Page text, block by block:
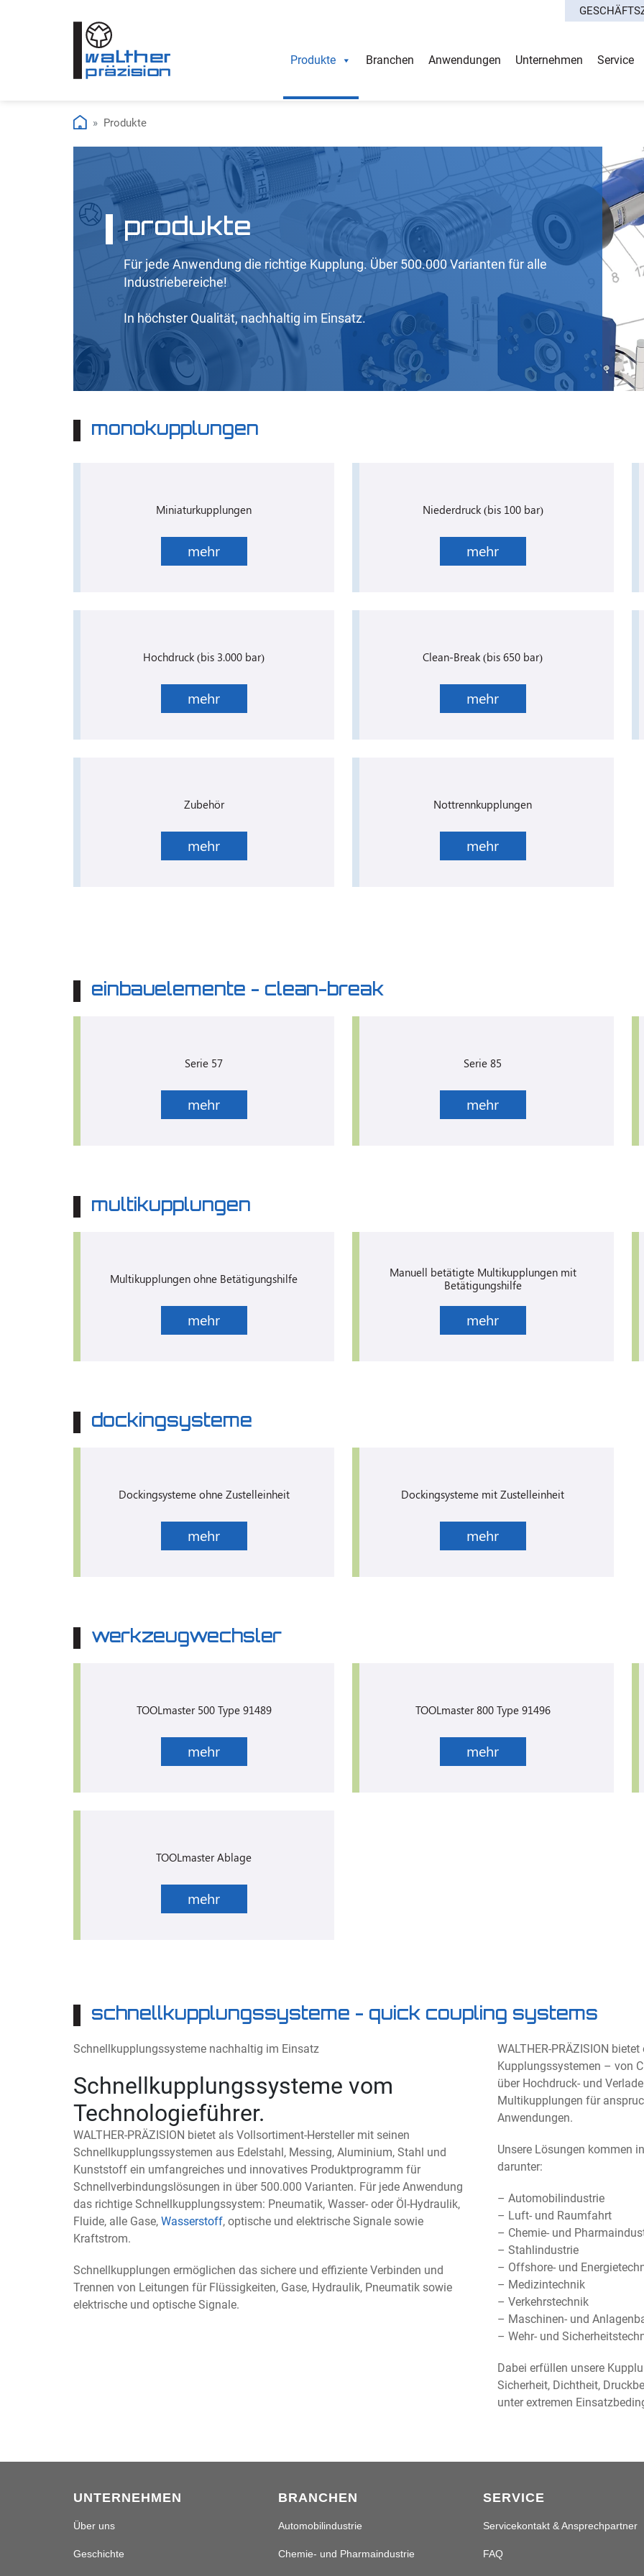
Produkte Branchen Anwendungen Unternehmen Service
Produkte
produkte
Für jede Anwendung die richtige Kupplung. Über 500.000 Varianten für alle
Industriebereiche!
In höchster Qualität, nachhaltig im Einsatz.
monokupplungen
Miniaturkupplungen
mehr
Niederdruck (bis 100 bar)
mehr
Hochdruck (bis 3.000 bar)
mehr
Clean-Break (bis 650 bar)
mehr
Zubehör
mehr
Nottrennkupplungen
mehr
einbauelemente - clean-break
Serie 57
mehr
Serie 85
mehr
multikupplungen
Multikupplungen ohne Betätigungshilfe
mehr
Manuell betätigte Multikupplungen mit
Betätigungshilfe
mehr
dockingsysteme
Dockingsysteme ohne Zustelleinheit
mehr
Dockingsysteme mit Zustelleinheit
mehr
werkzeugwechsler
TOOLmaster 500 Type 91489
mehr
TOOLmaster 800 Type 91496
mehr
TOOLmaster Ablage
mehr
schnellkupplungssysteme - quick coupling systems
Schnellkupplungssysteme nachhaltig im Einsatz
Schnellkupplungssysteme vom
Technologieführer.
WALTHER-PRÄZISION bietet als Vollsortiment-Hersteller mit seinen
Schnellkupplungssystemen aus Edelstahl, Messing, Aluminium, Stahl und
Kunststoff ein umfangreiches und innovatives Produktprogramm für
Schnellverbindungslösungen in über 500.000 Varianten. Für jede Anwendung
das richtige Schnellkupplungssystem: Pneumatik, Wasser- oder Öl-Hydraulik,
Fluide, alle Gase, Wasserstoff, optische und elektrische Signale sowie
Kraftstrom.
Schnellkupplungen ermöglichen das sichere und effiziente Verbinden und
Trennen von Leitungen für Flüssigkeiten, Gase, Hydraulik, Pneumatik sowie
elektrische und optische Signale.
WALTHER-PRÄZISION
Kupplungssystemen – von
über Hochdruck- und
Multikupplungen für
Anwendungen.
Unsere Lösungen kommen
darunter:
– Automobilindustrie
– Luft- und Raumfahrt
– Chemie- und
– Stahlindustrie
– Offshore- und
– Medizintechnik
– Verkehrstechnik
– Maschinen- und
– Wehr- und
Dabei erfüllen unsere
Sicherheit, Dichtheit,
unter extremen
UNTERNEHMEN
Über uns
Geschichte
BRANCHEN
Automobilindustrie
Chemie- und Pharmaindustrie
SERVICE
Servicekontakt & Ansprechpartner
FAQ